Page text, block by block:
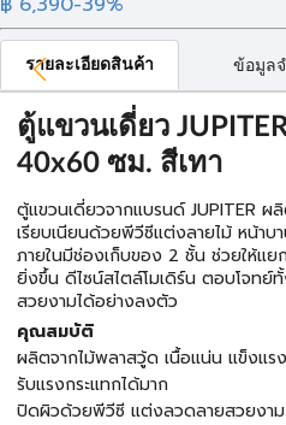
รายละเอียดสินค้า ข้อมูลจ
ตู้แขวนเดี่ยว
40x60 ซม. สีเทา
ตู้แขวนเดี่ยวจากแบรนด์ JUPITER
เรียบเนียนด้วยพีวีซีแต่งลายไม้ หน้าบ
ภายในมีช่องเก็บของ 2 ชั้น ช่วยให้แย
ยิ่งขึ้น ดีไซน์สไตล์โมเดิร์น ตอบโจทย์
สวยงามได้อย่างลงตัว
คุณสมบัติ
ผลิตจากไม้พลาสวู้ด เนื้อแน่น แข็งแ
รับแรงกระแทกได้มาก
ปิดผิวด้วยพีวีซี แต่งลวดลายสวยงาม